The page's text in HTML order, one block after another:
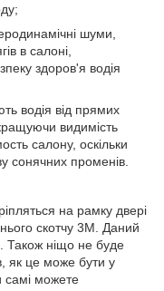
шуми,
в салоні,
здоров'я водія
водія від прямих
видимість
салону, оскільки
сонячних променів.
на рамку двері
скотчу 3M. Даний
Також ніщо не буде
як це може бути у
самі можете